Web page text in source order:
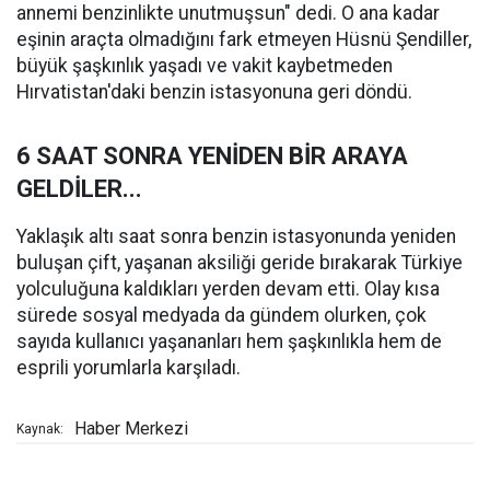
annemi benzinlikte unutmuşsun" dedi. O ana kadar
eşinin araçta olmadığını fark etmeyen Hüsnü Şendiller,
büyük şaşkınlık yaşadı ve vakit kaybetmeden
Hırvatistan'daki benzin istasyonuna geri döndü.
6 SAAT SONRA YENİDEN BİR ARAYA
GELDİLER...
Yaklaşık altı saat sonra benzin istasyonunda yeniden
buluşan çift, yaşanan aksiliği geride bırakarak Türkiye
yolculuğuna kaldıkları yerden devam etti. Olay kısa
sürede sosyal medyada da gündem olurken, çok
sayıda kullanıcı yaşananları hem şaşkınlıkla hem de
esprili yorumlarla karşıladı.
Kaynak: Haber Merkezi